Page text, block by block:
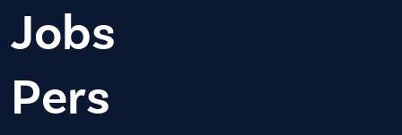
Jobs
Pers